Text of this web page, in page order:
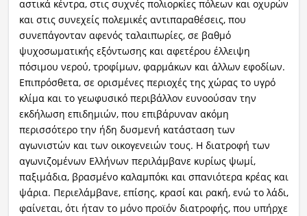
αστικά κέντρα, στις συχνές πολιορκίες πόλεων και οχυρών
και στις συνεχείς πολεμικές αντιπαραθέσεις, που
συνεπάγονταν αφενός ταλαιπωρίες, σε βαθμό
ψυχοσωματικής εξόντωσης και αφετέρου έλλειψη
πόσιμου νερού, τροφίμων, φαρμάκων και άλλων εφοδίων.
Επιπρόσθετα, σε ορισμένες περιοχές της χώρας το υγρό
κλίμα και το γεωφυσικό περιβάλλον ευνοούσαν την
εκδήλωση επιδημιών, που επιβάρυναν ακόμη
περισσότερο την ήδη δυσμενή κατάσταση των
αγωνιστών και των οικογενειών τους. Η διατροφή των
αγωνιζομένων Ελλήνων περιλάμβανε κυρίως ψωμί,
παξιμάδια, βρασμένο καλαμπόκι και σπανιότερα κρέας και
ψάρια. Περιελάμβανε, επίσης, κρασί και ρακή, ενώ το λάδι,
φαίνεται, ότι ήταν το μόνο προϊόν διατροφής, που υπήρχε